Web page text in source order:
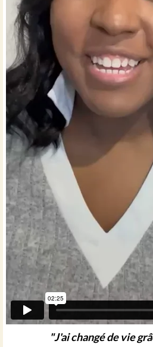
"J'ai changé de vie